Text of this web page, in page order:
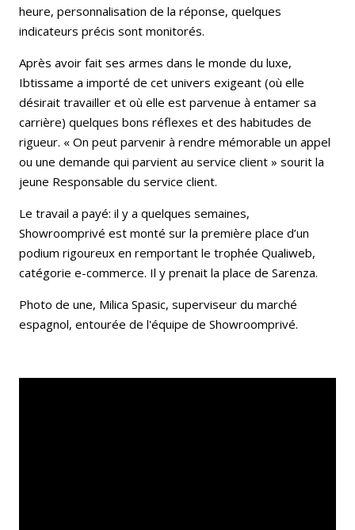
heure, personnalisation de la réponse, quelques
indicateurs précis sont monitorés.
Après avoir fait ses armes dans le monde du luxe,
Ibtissame a importé de cet univers exigeant (où elle
désirait travailler et où elle est parvenue à entamer sa
carrière) quelques bons réflexes et des habitudes de
rigueur. « On peut parvenir à rendre mémorable un appel
ou une demande qui parvient au service client » sourit la
jeune Responsable du service client.
Le travail a payé: il y a quelques semaines,
Showroomprivé est monté sur la première place d’un
podium rigoureux en remportant le trophée Qualiweb,
catégorie e-commerce. Il y prenait la place de Sarenza.
Photo de une, Milica Spasic, superviseur du marché
espagnol, entourée de l'équipe de Showroomprivé.